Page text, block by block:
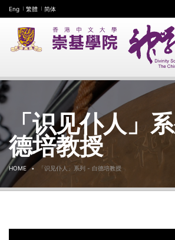
Eng 繁體 简体
「识见仆人」
德培教授
HOME 「识见仆人」系列 - 白德培教授